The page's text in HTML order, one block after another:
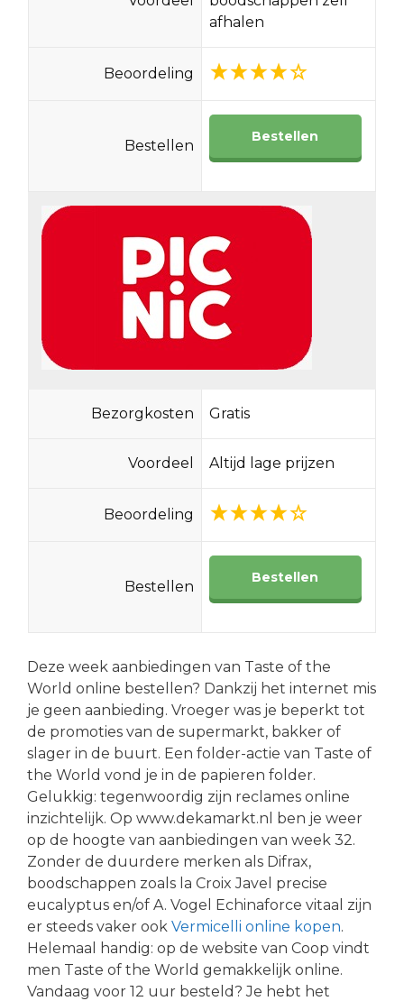
afhalen
Beoordeling
Bestellen
Bestellen
Bezorgkosten Gratis
Voordeel Altijd lage prijzen
Beoordeling
Bestellen
Bestellen
Deze week aanbiedingen van Taste of the
World online bestellen? Dankzij het internet mis
je geen aanbieding. Vroeger was je beperkt tot
de promoties van de supermarkt, bakker of
slager in de buurt. Een folder-actie van Taste of
the World vond je in de papieren folder.
Gelukkig: tegenwoordig zijn reclames online
inzichtelijk. Op www.dekamarkt.nl ben je weer
op de hoogte van aanbiedingen van week 32.
Zonder de duurdere merken als Difrax,
boodschappen zoals la Croix Javel precise
eucalyptus en/of A. Vogel Echinaforce vitaal zijn
er steeds vaker ook Vermicelli online kopen.
Helemaal handig: op de website van Coop vindt
men Taste of the World gemakkelijk online.
Vandaag voor 12 uur besteld? Je hebt het